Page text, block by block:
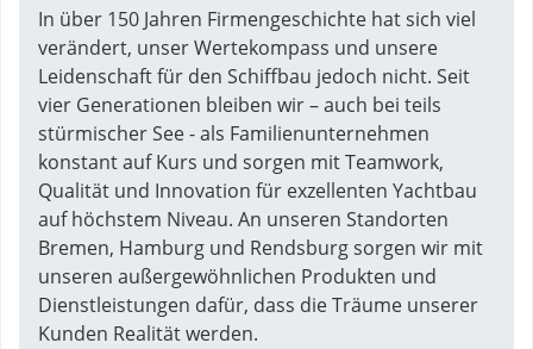
In über 150 Jahren Firmengeschichte hat sich viel
verändert, unser Wertekompass und unsere
Leidenschaft für den Schiffbau jedoch nicht. Seit
vier Generationen bleiben wir – auch bei teils
stürmischer See - als Familienunternehmen
konstant auf Kurs und sorgen mit Teamwork,
Qualität und Innovation für exzellenten Yachtbau
auf höchstem Niveau. An unseren Standorten
Bremen, Hamburg und Rendsburg sorgen wir mit
unseren außergewöhnlichen Produkten und
Dienstleistungen dafür, dass die Träume unserer
Kunden Realität werden.